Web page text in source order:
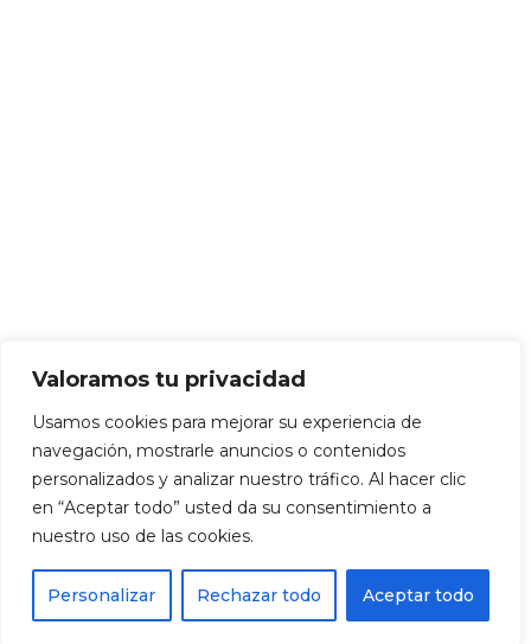
Valoramos tu privacidad
Usamos cookies para mejorar su experiencia de
navegación, mostrarle anuncios o contenidos
personalizados y analizar nuestro tráfico. Al hacer clic
en “Aceptar todo” usted da su consentimiento a
nuestro uso de las cookies.
Personalizar Rechazar todo Aceptar todo